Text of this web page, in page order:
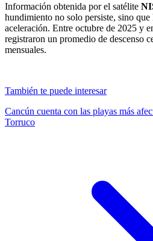
Información obtenida por el satélite
hundimiento no solo persiste, sino que
aceleración. Entre octubre de 2025 y
registraron un promedio de descenso
mensuales.
También te puede interesar
Cancún cuenta con las playas más
Torruco